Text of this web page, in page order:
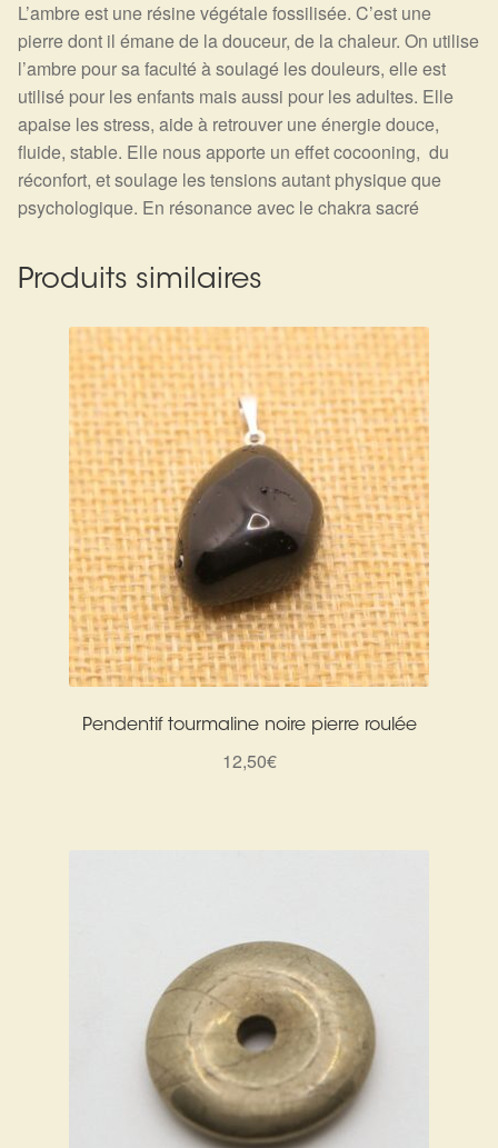
L’ambre est une résine végétale fossilisée. C’est une
pierre dont il émane de la douceur, de la chaleur. On utilise
l’ambre pour sa faculté à soulagé les douleurs, elle est
utilisé pour les enfants mais aussi pour les adultes. Elle
apaise les stress, aide à retrouver une énergie douce,
fluide, stable. Elle nous apporte un effet cocooning, du
réconfort, et soulage les tensions autant physique que
psychologique. En résonance avec le chakra sacré
Produits similaires
Pendentif tourmaline noire pierre roulée
12,50€